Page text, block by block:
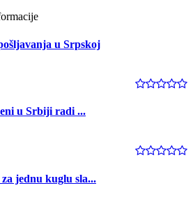
u Srpskoj
u Srbiji radi ...
jednu kuglu sla...